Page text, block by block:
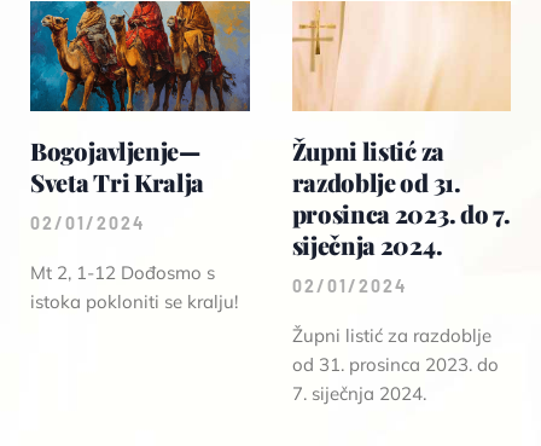
Bogojavljenje—
Sveta Tri Kralja
02/01/2024
Mt 2, 1-12 Dođosmo s
istoka pokloniti se kralju!
Župni listić za
razdoblje od 31.
prosinca 2023. do 7.
siječnja 2024.
02/01/2024
Župni listić za razdoblje
od 31. prosinca 2023. do
7. siječnja 2024.